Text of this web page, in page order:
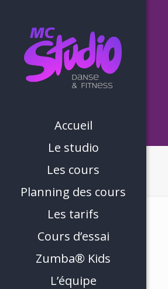
Accueil
Le studio
Les cours
Planning des cours
Les tarifs
Cours d’essai
Zumba® Kids
L’équipe